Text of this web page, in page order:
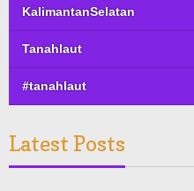
KalimantanSelatan
Tanahlaut
#tanahlaut
Latest Posts